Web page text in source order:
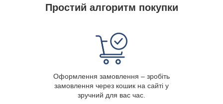
Простий алгоритм покупки
Оформлення замовлення – зробіть
замовлення через кошик на сайті у
зручний для вас час.